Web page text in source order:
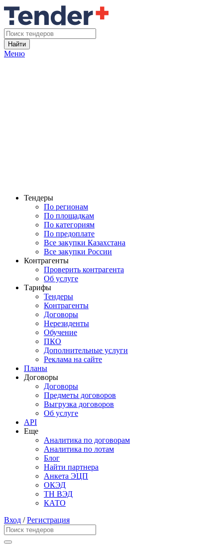
Найти
Меню
Тендеры
По регионам
По площадкам
По категориям
По предоплате
Все закупки Казахстана
Все закупки России
Контрагенты
Проверить контрагента
Об услуге
Тарифы
Тендеры
Контрагенты
Договоры
Нерезиденты
Обучение
ПКО
Дополнительные услуги
Реклама на сайте
Планы
Договоры
Договоры
Предметы договоров
Выгрузка договоров
Об услуге
API
Еще
Аналитика по договорам
Аналитика по лотам
Блог
Найти партнера
Анкета ЭЦП
ОКЭД
ТН ВЭД
КАТО
Вход /Регистрация